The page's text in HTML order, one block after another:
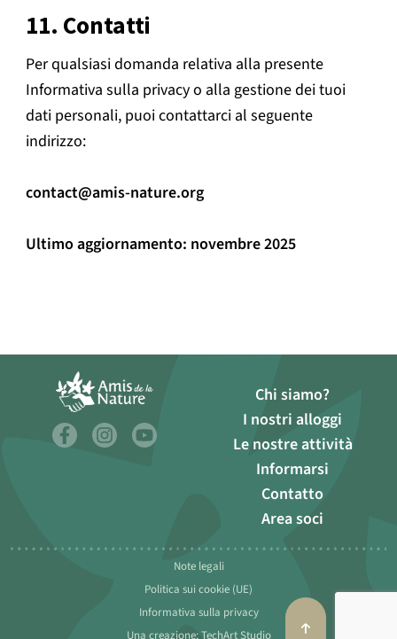
11. Contatti
Per qualsiasi domanda relativa alla presente
Informativa sulla privacy o alla gestione dei tuoi
dati personali, puoi contattarci al seguente
indirizzo:
contact@amis-nature.org
Ultimo aggiornamento: novembre 2025
Chi siamo?
I nostri alloggi
Le nostre attività
Informarsi
Contatto
Area soci
Note legali
Politica sui cookie (UE)
Informativa sulla privacy
Una creazione: TechArt Studio